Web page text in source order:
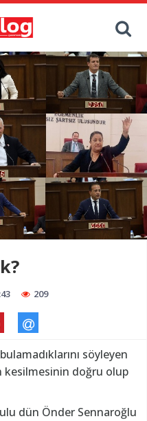
209
söyleyen
kesilmesinin doğru olup
dün Önder Sennaroğlu